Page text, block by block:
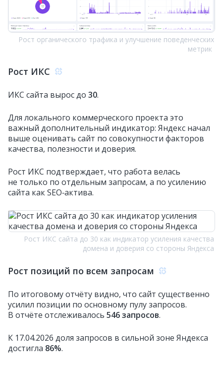
Рост органического трафика и улучшение поведенческих
метрик
Рост ИКС
ИКС сайта вырос до 30.
Для локального коммерческого проекта это
важный дополнительный индикатор: Яндекс начал
выше оценивать сайт по совокупности факторов
качества, полезности и доверия.
Рост ИКС подтверждает, что работа велась
не только по отдельным запросам, а по усилению
сайта как SEO‑актива.
Рост ИКС сайта до 30 как индикатор усиления качества
домена и доверия со стороны Яндекса
Рост позиций по всем запросам
По итоговому отчёту видно, что сайт существенно
усилил позиции по основному пулу запросов.
В отчёте отслеживалось 546 запросов.
К 17.04.2026 доля запросов в сильной зоне Яндекса
достигла 86%.